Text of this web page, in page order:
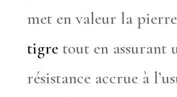
met en valeur la pierre
tigretout en assurant
résistance accrue à